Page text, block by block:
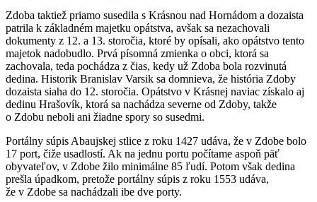
Zdoba taktiež priamo susedila s Krásnou nad Hornádom a dozaista
patrila k základném majetku opátstva, avšak sa nezachovali
dokumenty z 12. a 13. storočia, ktoré by opísali, ako opátstvo tento
majetok nadobudlo. Prvá písomná zmienka o obci, ktorá sa
zachovala, teda pochádza z čias, kedy už Zdoba bola rozvinutá
dedina. Historik Branislav Varsik sa domnieva, že história Zdoby
dozaista siaha do 12. storočia. Opátstvo v Krásnej naviac získalo aj
dedinu Hrašovík, ktorá sa nachádza severne od Zdoby, takže
o Zdobu neboli ani žiadne spory so susedmi.
Portálny súpis Abaujskej stlice z roku 1427 udáva, že v Zdobe bolo
17 port, čiže usadlostí. Ak na jednu portu počítame aspoň päť
obyvateľov, v Zdobe žilo minimálne 85 ľudí. Potom však dedina
prešla úpadkom, pretože portálny súpis z roku 1553 udáva,
že v Zdobe sa nachádzali ibe dve porty.